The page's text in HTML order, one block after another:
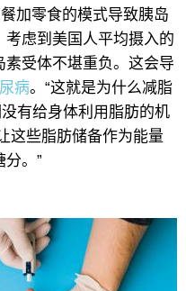
加零食的模式导致胰岛
虑到美国人平均摄入的
受体不堪重负。这会导
病。“这就是为什么减脂
有给身体利用脂肪的机
这些脂肪储备作为能量
。”